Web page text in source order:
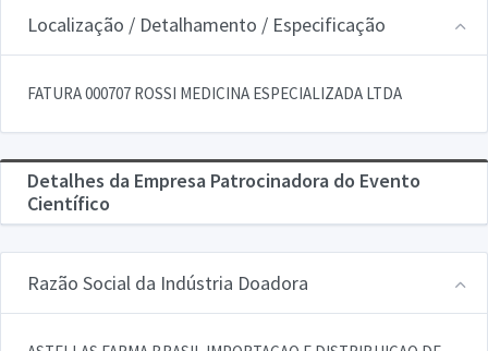
Localização / Detalhamento / Especificação
FATURA 000707 ROSSI MEDICINA ESPECIALIZADA LTDA
Detalhes da Empresa Patrocinadora do Evento
Científico
Razão Social da Indústria Doadora